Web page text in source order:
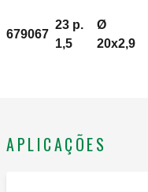
679067
23 p.
1,5
Ø
20x2,9
APLICAÇÕES